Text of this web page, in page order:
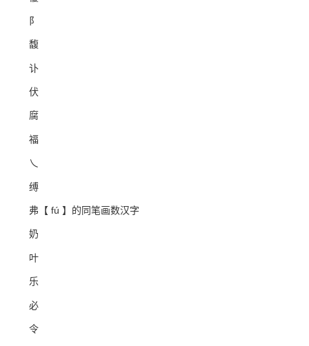
阝
馥
讣
伏
腐
福
乀
缚
弗【 fú 】的同笔画数汉字
奶
叶
乐
必
令